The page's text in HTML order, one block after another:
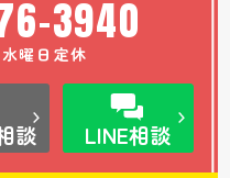
3940
水曜日定休
談 LINE相談